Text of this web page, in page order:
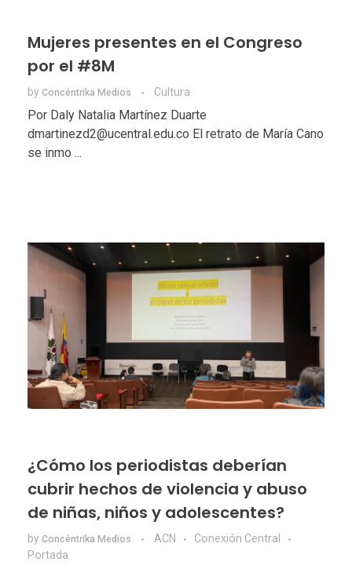
Mujeres presentes en el Congreso
por el #8M
by Concéntrika Medios Cultura
Por Daly Natalia Martínez Duarte
dmartinezd2@ucentral.edu.co El retrato de María Cano
se inmo ...
¿Cómo los periodistas deberían
cubrir hechos de violencia y abuso
de niñas, niños y adolescentes?
by Concéntrika Medios ACN
Conexión Central
Portada